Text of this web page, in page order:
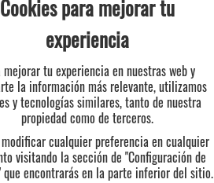
Cookies para mejorar tu
experiencia
mejorar tu experiencia en nuestras web y
la información más relevante, utilizamos
y tecnologías similares, tanto de nuestra
propiedad como de terceros.
modificar cualquier preferencia en cualquier
visitando la sección de "Configuración de
que encontrarás en la parte inferior del sitio.